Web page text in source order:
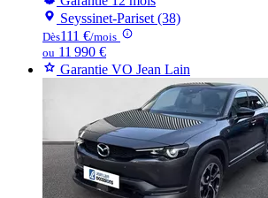
Seyssinet-Pariset (38)
Dès111 €/mois
ou 11 990 €
Garantie VO Jean Lain